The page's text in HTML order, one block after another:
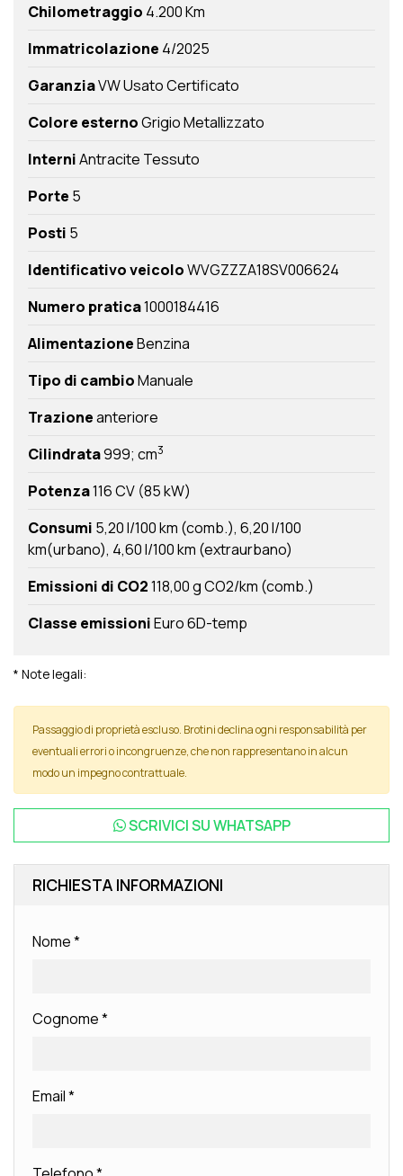
Chilometraggio 4.200 Km
Immatricolazione 4/2025
GaranziaVW Usato Certificato
Colore esternoGrigio Metallizzato
InterniAntracite Tessuto
Porte 5
Posti 5
Identificativo veicoloWVGZZZA18SV006624
Numero pratica1000184416
AlimentazioneBenzina
Tipo di cambioManuale
Trazioneanteriore
Cilindrata999; cm3
Potenza116 CV (85 kW)
Consumi 5,20 l/100 km (comb.) 6,20 l/100
km(urbano) 4,60 l/100 km (extraurbano)
Emissioni di CO2118,00 g CO2/km (comb.)
Classe emissioniEuro 6D-temp
* Note legali:
Passaggio di proprietà escluso. Brotini declina ogni responsabilità per
eventuali errori o incongruenze, che non rappresentano in alcun
modo un impegno contrattuale.
SCRIVICI SUWHATSAPP
RICHIESTA INFORMAZIONI
Nome*
Cognome*
Email*